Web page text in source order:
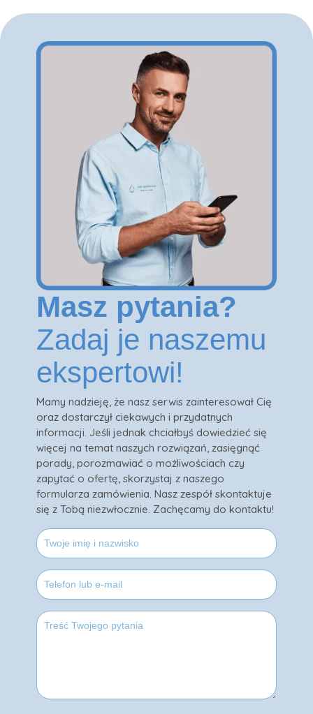
Masz pytania?
Zadaj je naszemu
ekspertowi!
Mamy nadzieję, że nasz serwis zainteresował Cię
oraz dostarczył ciekawych i przydatnych
informacji. Jeśli jednak chciałbyś dowiedzieć się
więcej na temat naszych rozwiązań, zasięgnąć
porady, porozmawiać o możliwościach czy
zapytać o ofertę, skorzystaj z naszego
formularza zamówienia. Nasz zespół skontaktuje
się z Tobą niezwłocznie. Zachęcamy do kontaktu!